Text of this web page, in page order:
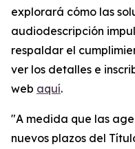
explorará cómo las
audiodescripción
respaldar el
ver los detalles e
web aquí.
"A medida que las
nuevos plazos del